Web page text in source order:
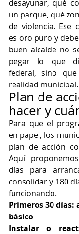
desayunar, qué
un parque, qué
de violencia. Ese
es oro puro y
buen alcalde no
pegar lo que
federal, sino
realidad municipal.
Plan de
hacer y
Para que el
en papel, los
plan de acción
Aquí
días para
consolidar y 180
funcionando.
Primeros 30 días:
básico
Instalar o